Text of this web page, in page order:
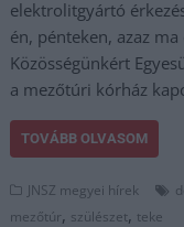
elektrolitgyártó
én, pénteken, azaz
Közösségünkért
a mezőtúri kórház
TOVÁBB OLVASOM
JNSZ megyei hírek
mezőtúr, szülészet, teke